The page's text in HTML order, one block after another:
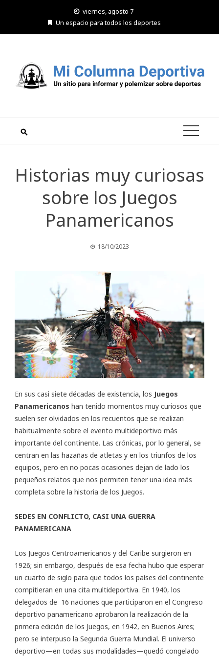
viernes, agosto 7
Un espacio para todos los deportes
Historias muy curiosas
sobre los Juegos
Panamericanos
18/10/2023
En sus casi siete décadas de existencia, los Juegos
Panamericanos han tenido momentos muy curiosos que
suelen ser olvidados en los recuentos que se realizan
habitualmente sobre el evento multideportivo más
importante del continente. Las crónicas, por lo general, se
centran en las hazañas de atletas y en los triunfos de los
equipos, pero en no pocas ocasiones dejan de lado los
pequeños relatos que nos permiten tener una idea más
completa sobre la historia de los Juegos.
SEDES EN CONFLICTO, CASI UNA GUERRA
PANAMERICANA
Los Juegos Centroamericanos y del Caribe surgieron en
1926; sin embargo, después de esa fecha hubo que esperar
un cuarto de siglo para que todos los países del continente
compitieran en una cita multideportiva. En 1940, los
delegados de 16 naciones que participaron en el Congreso
deportivo panamericano aprobaron la realización de la
primera edición de los Juegos, en 1942, en Buenos Aires;
pero se interpuso la Segunda Guerra Mundial. El universo
deportivo—en todas sus modalidades—quedó congelado